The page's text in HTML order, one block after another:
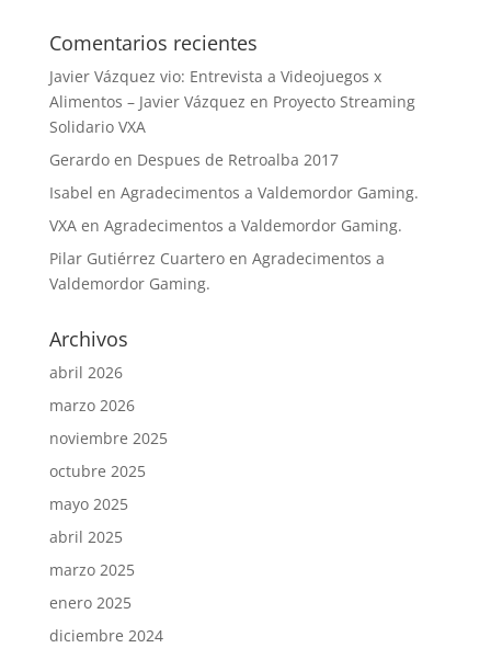
Comentarios recientes
Javier Vázquez vio: Entrevista a Videojuegos x
Alimentos – Javier Vázquez en Proyecto Streaming
Solidario VXA
Gerardoen Despues de Retroalba 2017
Isabel en Agradecimentos a Valdemordor Gaming.
VXAen Agradecimentos a Valdemordor Gaming.
Pilar Gutiérrez Cuarteroen Agradecimentos a
Valdemordor Gaming.
Archivos
abril 2026
marzo 2026
noviembre 2025
octubre 2025
mayo 2025
abril 2025
marzo 2025
enero 2025
diciembre 2024